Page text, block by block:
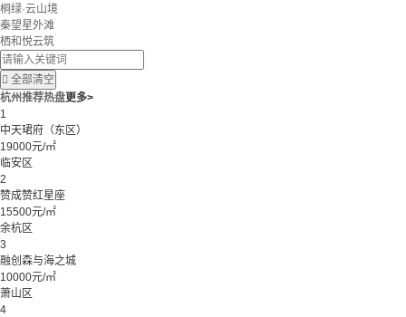
桐绿·云山境
秦望星外滩
栖和悦云筑
 全部清空
杭州推荐热盘更多>
1
中天珺府（东区）
19000元/㎡
临安区
2
赞成赞红星座
15500元/㎡
余杭区
3
融创森与海之城
10000元/㎡
萧山区
4